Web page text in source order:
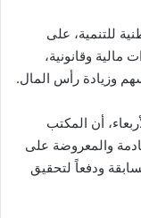
للتنمية، على
وقانونية،
وزيادة رأس المال.
أن المكتب
والمعروضة على
ودفعاً لتحقيق